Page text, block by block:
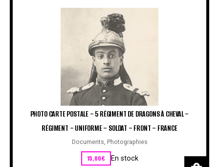
PHOTO CARTE POSTALE – 5 RÉGIMENT DE DRAGONS À CHEVAL –
RÉGIMENT – UNIFORME – SOLDAT – FRONT – FRANCE
Documents, Photographies
15,00€ En stock